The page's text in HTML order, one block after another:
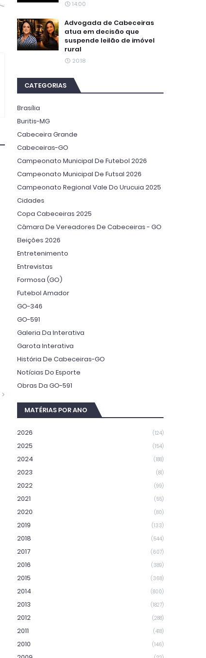
14:00
Advogada de Cabeceiras
atua em decisão que
suspende leilão de imóvel
rural
20:18
CATEGORIAS
Brasília
Buritis-MG
Cabeceira Grande
Cabeceiras-GO
Campeonato Municipal De Futebol 2026
Campeonato Municipal De Futsal 2026
Campeonato Regional Vale Do Urucuia 2025
Cidades
Copa Cabeceiras 2025
Câmara De Vereadores De Cabeceiras - GO
Eleições 2026
Entretenimento
Entrevistas
Formosa (GO)
Futebol Amador
GO-346
GO-591
Galeria Da Interativa
Garota Interativa
História De Cabeceiras-GO
Notícias Do Esporte
Obras Da GO-591
MATÉRIAS POR ANO
2026 (124)
2025 (154)
2024 (188)
2023 (81)
2022 (99)
2021 (55)
2020 (80)
2019 (133)
2018 (544)
2017 (607)
2016 (389)
2015 (368)
2014 (800)
2013 (1827)
2012 (288)
2011 (418)
2010 (146)